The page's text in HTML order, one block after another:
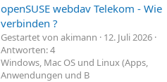
openSUSE webdav Telekom - Wie
verbinden ?
Gestartet von akimann
12. Juli 2026
Antworten: 4
Windows, Mac OS und Linux (Apps,
Anwendungen und B